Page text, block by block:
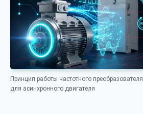
Принцип работы частотного преобразователя
для асинхронного двигателя